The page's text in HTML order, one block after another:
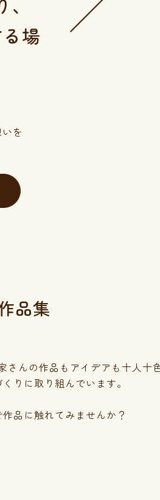
場
を
品集
さんの作品もアイデアも十人十
りに取り組んでいます。
品に触れてみませんか？